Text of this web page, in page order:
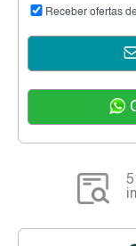
Receber ofertas